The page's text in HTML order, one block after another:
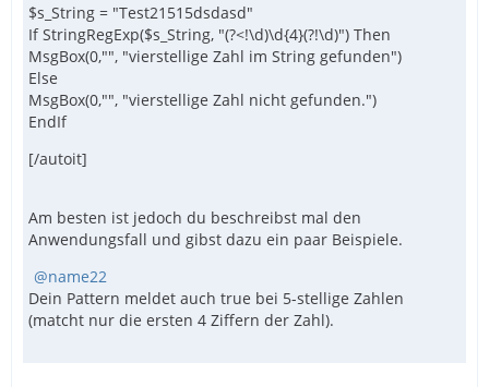
$s_String = "Test21515dsdasd"
If StringRegExp($s_String, "(?<!\d)\d{4}(?!\d)") Then
MsgBox(0,"", "vierstellige Zahl im String gefunden")
Else
MsgBox(0,"", "vierstellige Zahl nicht gefunden.")
EndIf
[/autoit]
Am besten ist jedoch du beschreibst mal den
Anwendungsfall und gibst dazu ein paar Beispiele.
name22
Dein Pattern meldet auch true bei 5-stellige Zahlen
(matcht nur die ersten 4 Ziffern der Zahl).